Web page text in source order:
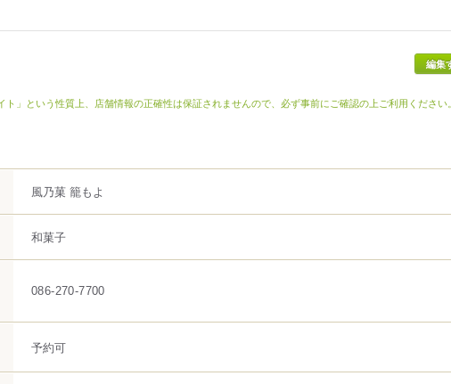
ト」という性質上、店舗情報の正確性は保証されませんので、必ず事前にご確認の上ご利用ください。
風乃菓 籠もよ
和菓子
086-270-7700
予約可